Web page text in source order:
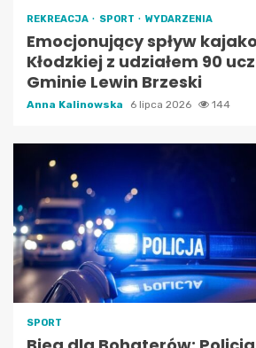
REKREACJA SPORT WYDARZENIA
Emocjonujący spływ
Kłodzkiej z udziałem 90
Gminie Lewin Brzeski
Anna Kalinowska 6 lipca 2026 144
SPORT